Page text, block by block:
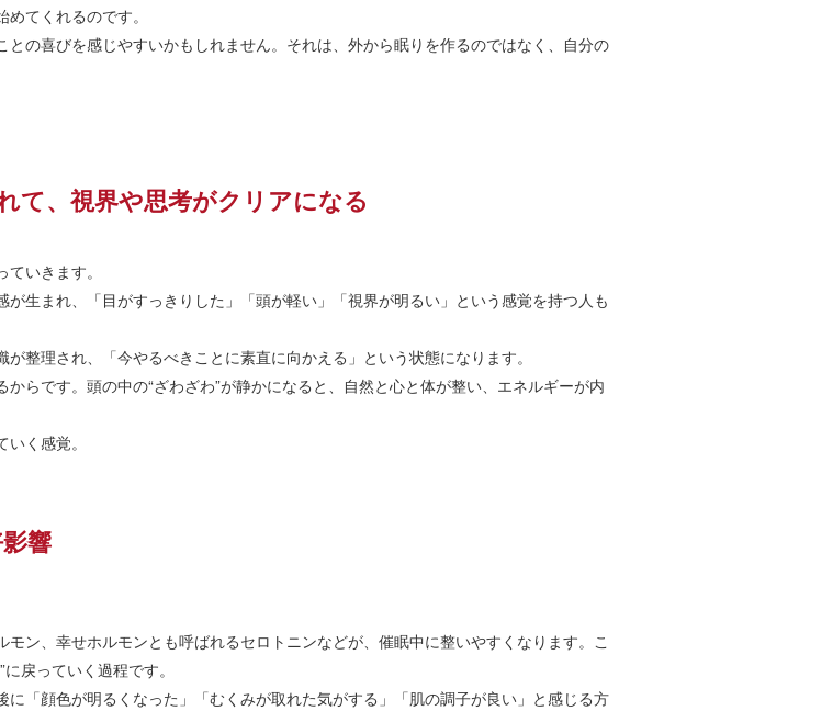
てくれるのです。
の喜びを感じやすいかもしれません。それは、外から眠りを作るのではなく、自分の
て、視界や思考がクリアになる
いきます。
生まれ、「目がすっきりした」「頭が軽い」「視界が明るい」という感覚を持つ人も
整理され、「今やるべきことに素直に向かえる」という状態になります。
らです。頭の中の“ざわざわ”が静かになると、自然と心と体が整い、エネルギーが内
く感覚。
響
ン、幸せホルモンとも呼ばれるセロトニンなどが、催眠中に整いやすくなります。こ
戻っていく過程です。
「顔色が明るくなった」「むくみが取れた気がする」「肌の調子が良い」と感じる方